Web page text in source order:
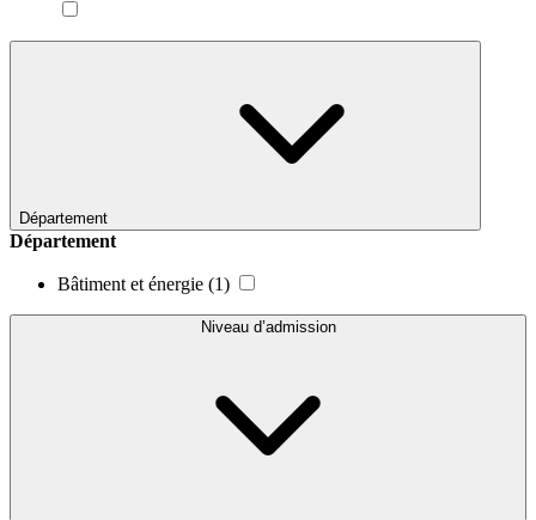
Département
Département
Bâtiment et énergie (1)
Niveau d’admission